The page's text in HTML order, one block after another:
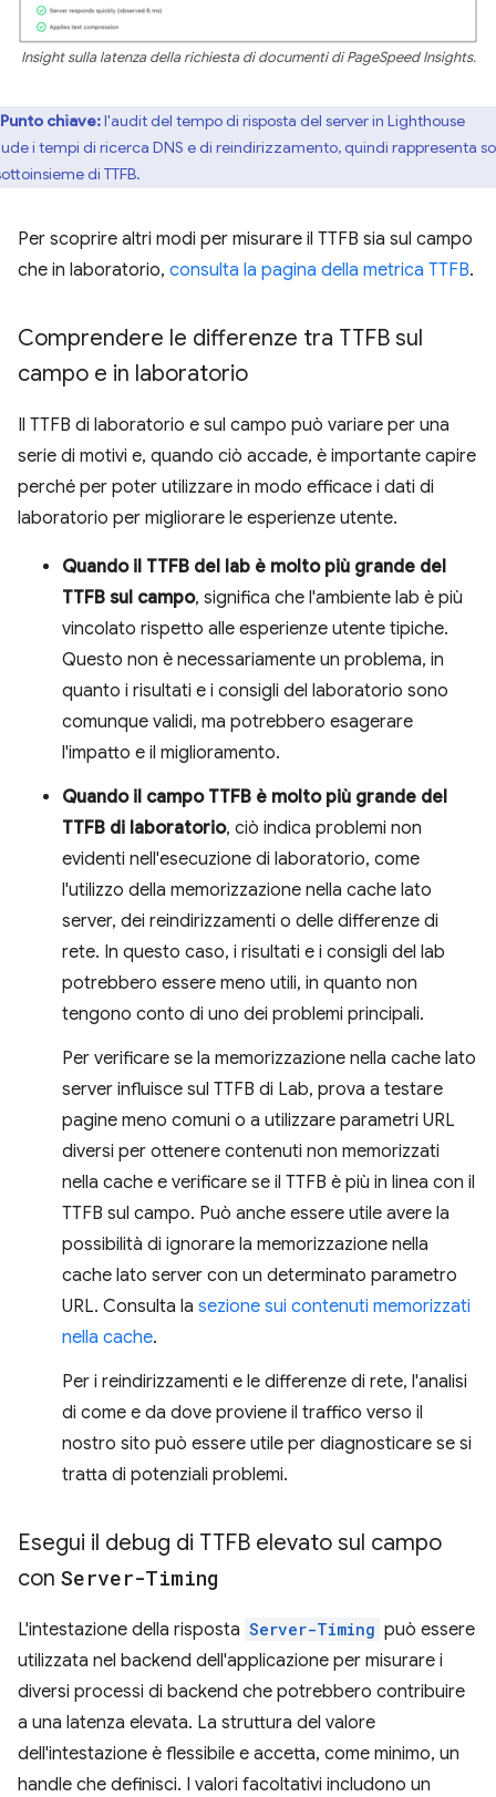
Insight sulla latenza della richiesta di documenti di PageSpeed Insights.
Punto chiave:l'audit del tempo di risposta del server in Lighthouse
i tempi di ricerca DNS e di reindirizzamento, quindi rappresenta
di TTFB.
Per scoprire altri modi per misurare il TTFB sia sul campo
che in laboratorio, consulta la pagina della metrica TTFB.
Comprendere le differenze tra TTFB sul
campo e in laboratorio
Il TTFB di laboratorio e sul campo può variare per una
serie di motivi e, quando ciò accade, è importante capire
perché per poter utilizzare in modo efficace i dati di
laboratorio per migliorare le esperienze utente.
Quando il TTFB del lab è molto più grande del
TTFB sul campo, significa che l'ambiente lab è più
vincolato rispetto alle esperienze utente tipiche.
Questo non è necessariamente un problema, in
quanto i risultati e i consigli del laboratorio sono
comunque validi, ma potrebbero esagerare
l'impatto e il miglioramento.
Quando il campo TTFB è molto più grande del
TTFB di laboratorio, ciò indica problemi non
evidenti nell'esecuzione di laboratorio, come
l'utilizzo della memorizzazione nella cache lato
server, dei reindirizzamenti o delle differenze di
rete. In questo caso, i risultati e i consigli del lab
potrebbero essere meno utili, in quanto non
tengono conto di uno dei problemi principali.
Per verificare se la memorizzazione nella cache lato
server influisce sul TTFB di Lab, prova a testare
pagine meno comuni o a utilizzare parametri URL
diversi per ottenere contenuti non memorizzati
nella cache e verificare se il TTFB è più in linea con il
TTFB sul campo. Può anche essere utile avere la
possibilità di ignorare la memorizzazione nella
cache lato server con un determinato parametro
URL. Consulta la sezione sui contenuti memorizzati
nella cache.
Per i reindirizzamenti e le differenze di rete, l'analisi
di come e da dove proviene il traffico verso il
nostro sito può essere utile per diagnosticare se si
tratta di potenziali problemi.
Esegui il debug di TTFB elevato sul campo
con Server-Timing
L'intestazione della risposta Server-Timing può essere
utilizzata nel backend dell'applicazione per misurare i
diversi processi di backend che potrebbero contribuire
a una latenza elevata. La struttura del valore
dell'intestazione è flessibile e accetta, come minimo, un
handle che definisci. I valori facoltativi includono un